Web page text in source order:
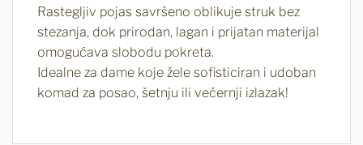
Rastegljiv pojas savršeno oblikuje struk bez
stezanja, dok prirodan, lagan i prijatan materijal
omogućava slobodu pokreta.
Idealne za dame koje žele sofisticiran i udoban
komad za posao, šetnju ili večernji izlazak!